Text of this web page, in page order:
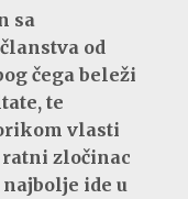
sa
od
čega beleži
te
vlasti
ratni zločinac
ide u